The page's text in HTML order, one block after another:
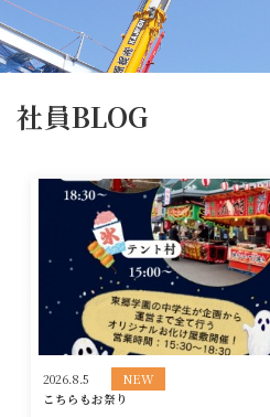
社員BLOG
2026.8.5
こちらもお祭り